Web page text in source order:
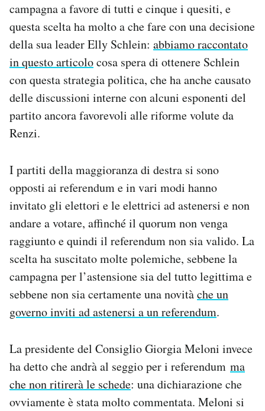
campagna a favore di tutti e cinque i quesiti, e
questa scelta ha molto a che fare con una decisione
della sua leader Elly Schlein: abbiamo raccontato
in questo articolocosa spera di ottenere Schlein
con questa strategia politica, che ha anche causato
delle discussioni interne con alcuni esponenti del
partito ancora favorevoli alle riforme volute da
Renzi.
I partiti della maggioranza di destra si sono
opposti ai referendum e in vari modi hanno
invitato gli elettori e le elettrici ad astenersi e non
andare a votare, affinché il quorum non venga
raggiunto e quindi il referendum non sia valido. La
scelta ha suscitato molte polemiche, sebbene la
campagna per l’astensione sia del tutto legittima e
sebbene non sia certamente una novitàche un
governo inviti ad astenersi a un referendum.
La presidente del Consiglio Giorgia Meloni invece
ha detto che andrà al seggio per i referendum ma
che non ritirerà le schede: una dichiarazione che
ovviamente è stata molto commentata. Meloni si